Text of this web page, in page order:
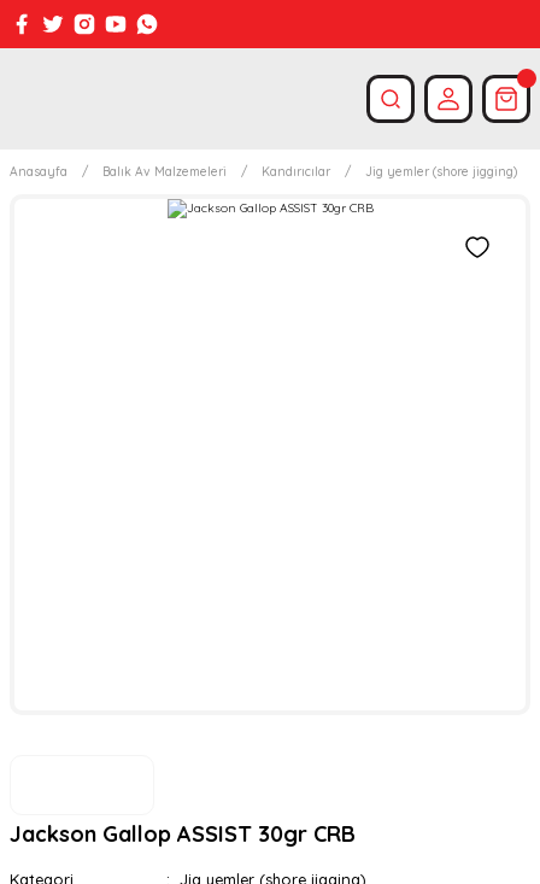
Anasayfa Balık Av Malzemeleri Kandırıcılar Jig yemler (shore jigging)
Jackson Gallop ASSIST 30gr CRB
Kategori
Jig yemler (shore jigging)